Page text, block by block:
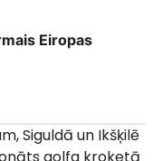
Eiropas
Siguldā un Ikšķilē